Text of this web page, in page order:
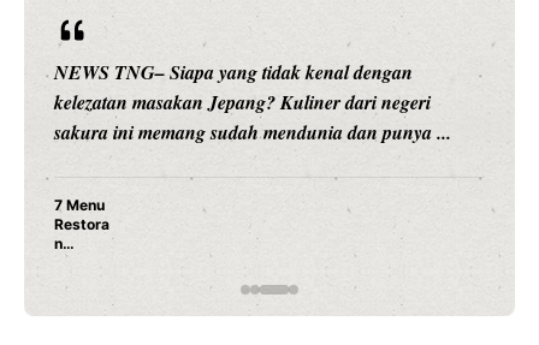
NEWS TNG– Siapa sangka, dua nama besar di dunia
hiburan, Nunung Srimulat dan Vicky Prasetyo, kini
merambah dunia kuliner dengan ...
Nunung Srimulat & Vicky Prasetyo Buka Restoran
Rahasia Mami Bikin Nagih!